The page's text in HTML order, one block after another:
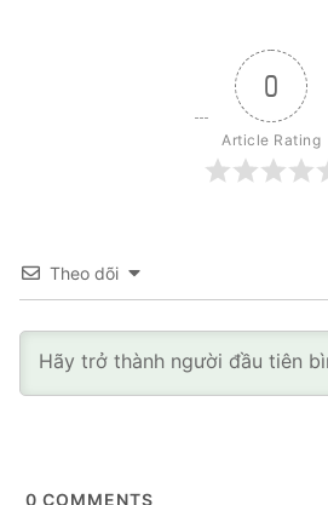
0
Article Rating
Theo dõi
0 COMMENTS